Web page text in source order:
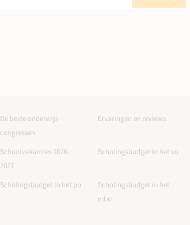
De beste onderwijs
congressen
Ervaringen en reviews
Schoolvakanties 2026-
2027
Scholingsbudget in het vo
Scholingsbudget in het po
Scholingsbudget in het
mbo